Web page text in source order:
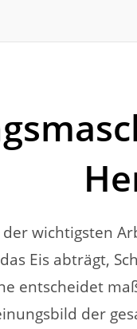
wichtigsten
Eis abträgt,
entscheidet
der